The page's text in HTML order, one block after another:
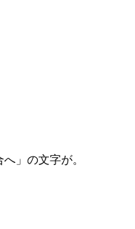
」の文字が。